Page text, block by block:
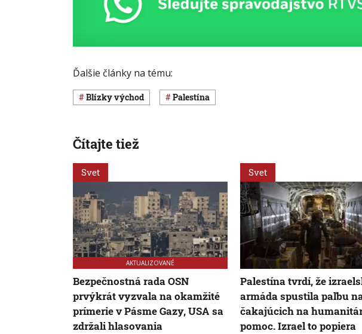
Ďalšie články na tému:
Blízky východ Palestína
Čítajte tiež
Svet
AKTUALIZOVANÉ
Bezpečnostná rada OSN
prvýkrát vyzvala na okamžité
prímerie v Pásme Gazy, USA sa
zdržali hlasovania
Svet
Palestína tvrdí, že
armáda spustila paľbu
čakajúcich na
pomoc. Izrael to popiera